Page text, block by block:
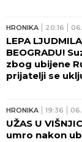
HRONIKA 20:16
LEPA
BEOGRADU!
zbog ubijene
prijatelji se
HRONIKA 19:36
UŽAS U
umro nakon